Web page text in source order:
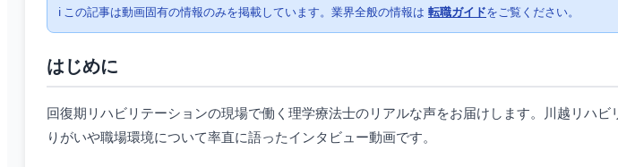
ℹ️ この記事は動画固有の情報のみを掲載しています。業界全般の情報は 転職ガイドをご覧ください。
はじめに
回復期リハビリテーションの現場で働く理学療法士のリアルな声をお届けします。川越リハ
りがいや職場環境について率直に語ったインタビュー動画です。